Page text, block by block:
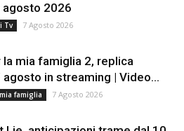
agosto 2026
Tv 7 Agosto 2026
mia famiglia 2, replica
agosto in streaming | Video...
famiglia 7 Agosto 2026